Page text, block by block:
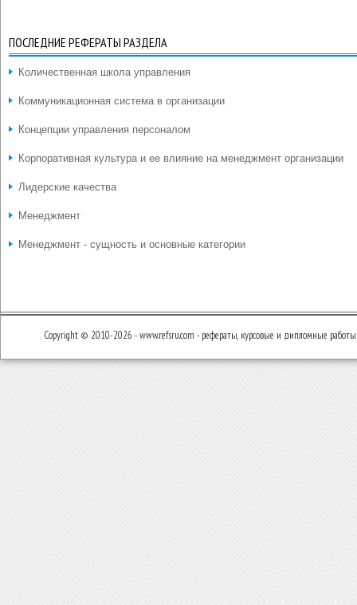
ПОСЛЕДНИЕ РЕФЕРАТЫ РАЗДЕЛА
Количественная школа управления
Коммуникационная система в организации
Концепции управления персоналом
Корпоративная культура и ее влияние на менеджмент организации
Лидерские качества
Менеджмент
Менеджмент - сущность и основные категории
Copyright © 2010-2026 - www.refsru.com - рефераты, курсовые и дипломные работы